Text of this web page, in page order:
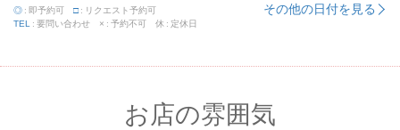
◎ 即予約可 □
リクエスト予約可
TEL
要問い合わせ × 予約不可 休 定休日
その他の日付を見る
お店の雰囲気